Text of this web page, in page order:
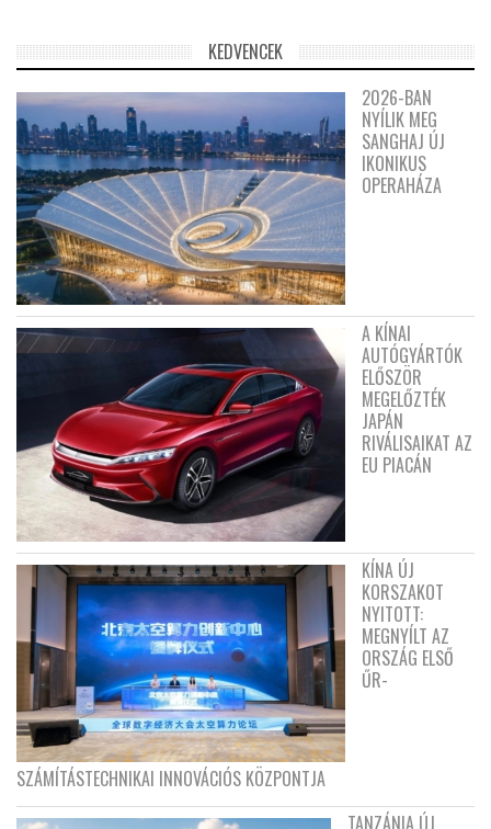
KEDVENCEK
2026-BAN
NYÍLIK MEG
SANGHAJ ÚJ
IKONIKUS
OPERAHÁZA
A KÍNAI
AUTÓGYÁRTÓK
ELŐSZÖR
MEGELŐZTÉK
JAPÁN
RIVÁLISAIKAT AZ
EU PIACÁN
KÍNA ÚJ
KORSZAKOT
NYITOTT:
MEGNYÍLT AZ
ORSZÁG ELSŐ
ŰR-
SZÁMÍTÁSTECHNIKAI INNOVÁCIÓS KÖZPONTJA